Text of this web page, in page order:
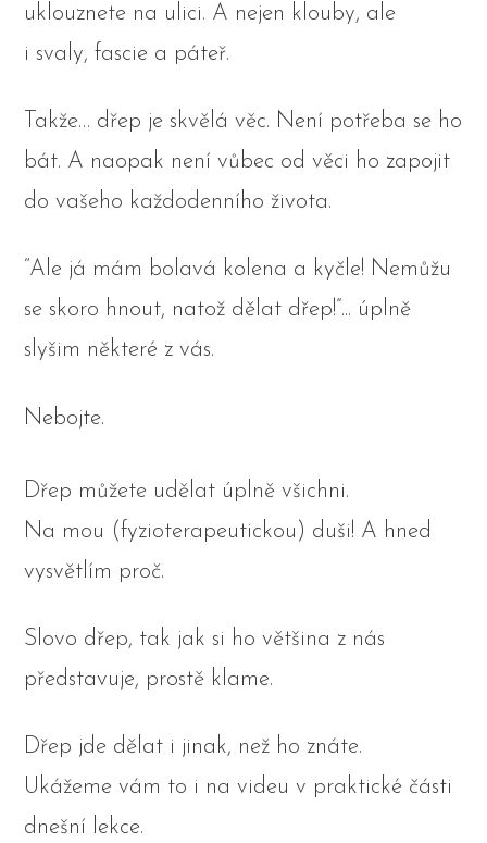
uklouznete na ulici. A nejen klouby, ale
i svaly, fascie a páteř.
Takže… dřep je skvělá věc. Není potřeba se ho
bát. A naopak není vůbec od věci ho zapojit
do vašeho každodenního života.
“Ale já mám bolavá kolena a kyčle! Nemůžu
se skoro hnout, natož dělat dřep!”... úplně
slyšim některé z vás.
Nebojte.
Dřep můžete udělat úplně všichni.
Na mou (fyzioterapeutickou) duši! A hned
vysvětlím proč.
Slovo dřep, tak jak si ho většina z nás
představuje, prostě klame.
Dřep jde dělat i jinak, než ho znáte.
Ukážeme vám to i na videu v praktické části
dnešní lekce.